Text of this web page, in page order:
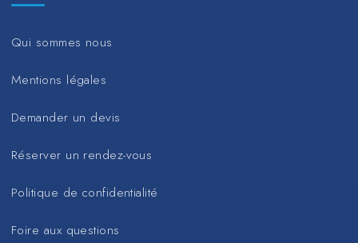
Qui sommes nous
Mentions légales
Demander un devis
Réserver un rendez-vous
Politique de confidentialité
Foire aux questions